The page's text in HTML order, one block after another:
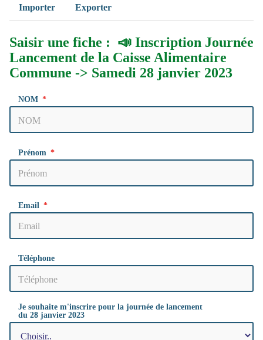
Importer Exporter
Saisir une fiche : 📣 Inscription Journée
Lancement de la Caisse Alimentaire
Commune -> Samedi 28 janvier 2023
NOM
Prénom
Email
Téléphone
Je souhaite m'inscrire pour la journée de lancement
du 28 janvier 2023